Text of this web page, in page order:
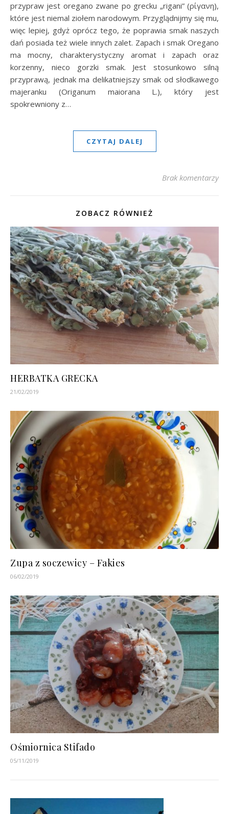
przypraw jest oregano zwane po grecku „rigani” (ρίγανη),
które jest niemal ziołem narodowym. Przyglądnijmy się mu,
więc lepiej, gdyż oprócz tego, że poprawia smak naszych
dań posiada też wiele innych zalet. Zapach i smak Oregano
ma mocny, charakterystyczny aromat i zapach oraz
korzenny, nieco gorzki smak. Jest stosunkowo silną
przyprawą, jednak ma delikatniejszy smak od słodkawego
majeranku (Origanum maiorana L.), który jest
spokrewniony z…
CZYTAJ DALEJ
Brak komentarzy
ZOBACZ RÓWNIEŻ
HERBATKA GRECKA
21/02/2019
Zupa z soczewicy – Fakies
06/02/2019
Ośmiornica Stifado
05/11/2019